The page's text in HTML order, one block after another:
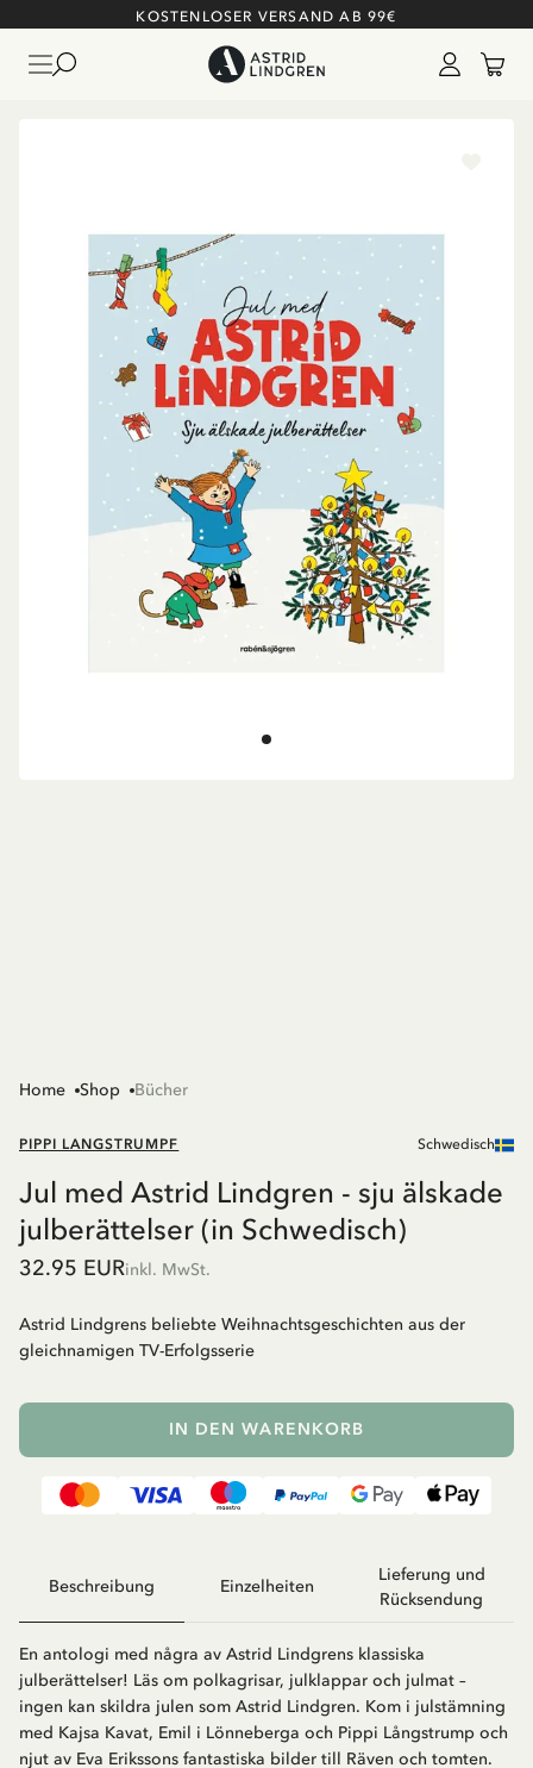
KOSTENLOSER VERSAND AB 99€
Home Shop Bücher
PIPPI LANGSTRUMPF Schwedisch
Jul med Astrid Lindgren - sju älskade
julberättelser (in Schwedisch)
32.95 EURinkl. MwSt.
Astrid Lindgrens beliebte Weihnachtsgeschichten aus der
gleichnamigen TV-Erfolgsserie
IN DEN WARENKORB
Beschreibung Einzelheiten
Lieferung und
Rücksendung
En antologi med några av Astrid Lindgrens klassiska
julberättelser! Läs om polkagrisar, julklappar och julmat –
ingen kan skildra julen som Astrid Lindgren. Kom i julstämning
med Kajsa Kavat, Emil i Lönneberga och Pippi Långstrump och
njut av Eva Erikssons fantastiska bilder till Räven och tomten.